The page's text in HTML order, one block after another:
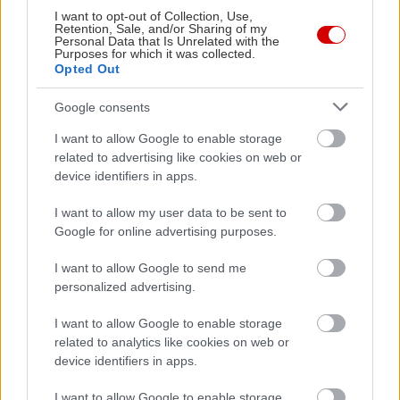
I want to opt-out of Collection, Use,
Retention, Sale, and/or Sharing of my
Personal Data that Is Unrelated with the
Purposes for which it was collected.
Opted Out
Google consents
I want to allow Google to enable storage
related to advertising like cookies on web or
device identifiers in apps.
I want to allow my user data to be sent to
Google for online advertising purposes.
I want to allow Google to send me
personalized advertising.
I want to allow Google to enable storage
related to analytics like cookies on web or
device identifiers in apps.
υπόθεση πολλών χωριών. Στις 15 Αυγούστου,
πανηγύρια της Κοιμήσεως της Θεοτόκου γίνονται
στο Απέρι, στις Πυλές, στις Μενετές, στην Όλυμπο
και στο Μασούρι.
Εδώ το καλό είναι πως μπορείς να διαλέξεις την
ατμόσφαιρα που σου ταιριάζει: από τα πιο
Όλυμπο, όπου η τοπική παράδοση εξακολουθεί
Δες περισσότερα πανηγύρια εδώ.
Χάλκη: Tο πανηγύρι της Παναγίας της Χωριανής
Αν είσαι για τα πανηγύρια, τότε αξίζει να πας στη